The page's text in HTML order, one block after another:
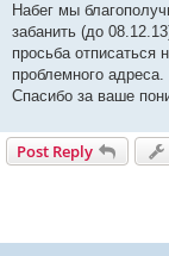
Набег мы
забанить (до
просьба отписаться
проблемного
Спасибо за ваше
Post Reply